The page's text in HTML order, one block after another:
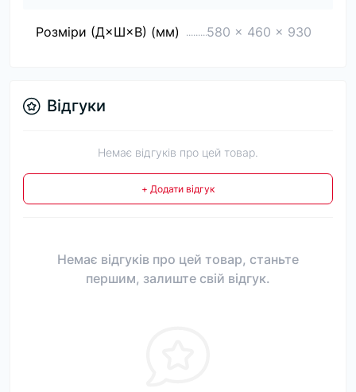
Розміри (Д×Ш×В) (мм) 580 x 460 x 930
Відгуки
Немає відгуків про цей товар.
+ Додати відгук
Немає відгуків про цей товар, станьте
першим, залиште свій відгук.